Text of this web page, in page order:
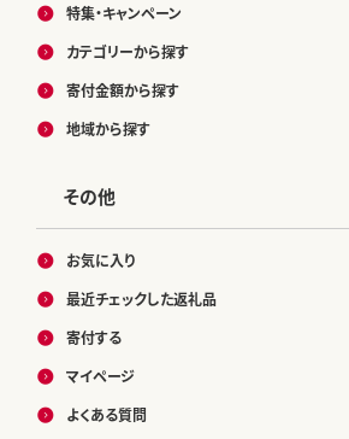
特集・キャンペーン
カテゴリーから探す
寄付金額から探す
地域から探す
その他
お気に入り
最近チェックした返礼品
寄付する
マイページ
よくある質問